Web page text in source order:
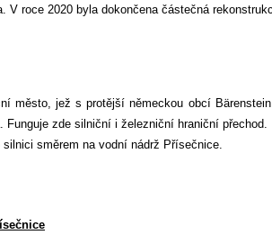
V roce 2020 byla dokončena částečná
město, jež s protější německou obcí
Funguje zde silniční i železniční hraniční přechod.
silnici směrem na vodní nádrž Přísečnice.